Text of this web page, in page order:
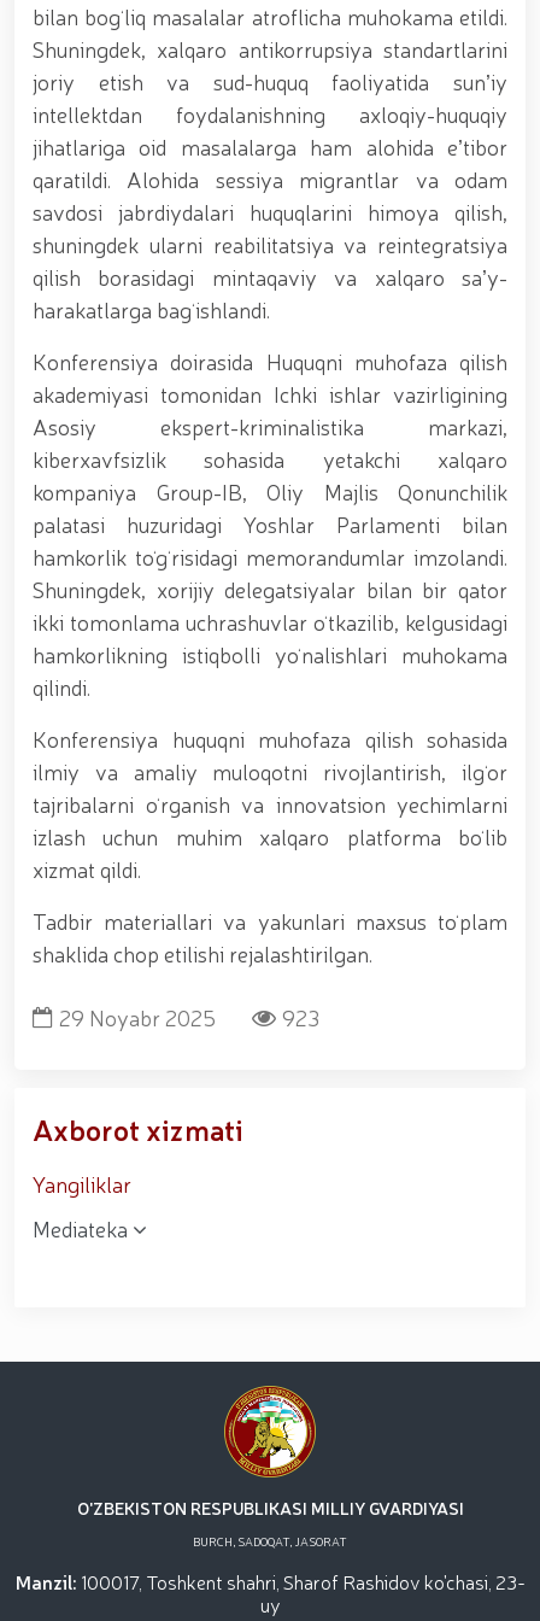
gvardiya Temurbeklar maktabi o‘quvchilari bilan
“Dronlardan foydalanish va ularning texnik
xususiyatlari” mavzusida ko‘rgazmali mashg‘ulot
tashkil etildi / / Milliy gvardiya Toshkent mintaqaviy
o‘quv markazida "Obyektlarni qo‘riqlash tizimida
uchuvchisiz uchadigan apparatlarini qo‘llash
istiqbollari” mavzusida Respublika ilmiy-amaliy
seminari o‘tkazildi / / Muborak Ramazon oyi Taroveh
namozlari o‘qilishi vaqtida jamoat tartibi hamda
fuqarolar xavfsizligi taʼminlanad / / O‘zbekiston
Respublikasi Prezidentining "Ikkinchi jahon urushi
qatnashchilarini rag‘batlantirish to‘g‘risida"gi
bilan bogʻliq masalalar atroflicha muhokama etildi.
Shuningdek, xalqaro antikorrupsiya standartlarini
joriy etish va sud-huquq faoliyatida sunʼiy
intellektdan foydalanishning axloqiy-huquqiy
jihatlariga oid masalalarga ham alohida eʼtibor
qaratildi. Alohida sessiya migrantlar va odam
savdosi jabrdiydalari huquqlarini himoya qilish,
shuningdek ularni reabilitatsiya va reintegratsiya
qilish borasidagi mintaqaviy va xalqaro saʼy-
harakatlarga bagʻishlandi.
Konferensiya doirasida Huquqni muhofaza qilish
akademiyasi tomonidan Ichki ishlar vazirligining
Asosiy ekspert-kriminalistika markazi,
kiberxavfsizlik sohasida yetakchi xalqaro
kompaniya Group-IB, Oliy Majlis Qonunchilik
palatasi huzuridagi Yoshlar Parlamenti bilan
hamkorlik toʻgʻrisidagi memorandumlar imzolandi.
Shuningdek, xorijiy delegatsiyalar bilan bir qator
ikki tomonlama uchrashuvlar oʻtkazilib, kelgusidagi
hamkorlikning istiqbolli yoʻnalishlari muhokama
qilindi.
Konferensiya huquqni muhofaza qilish sohasida
ilmiy va amaliy muloqotni rivojlantirish, ilgʻor
tajribalarni oʻrganish va innovatsion yechimlarni
izlash uchun muhim xalqaro platforma boʻlib
xizmat qildi.
Tadbir materiallari va yakunlari maxsus toʻplam
shaklida chop etilishi rejalashtirilgan.
29 Noyabr 2025 923
Axborot xizmati
Yangiliklar
Mediateka
O'ZBEKISTON RESPUBLIKASI MILLIY GVARDIYASI
BURCH, SADOQAT, JASORAT
Manzil: 100017, Toshkent shahri, Sharof Rashidov ko'chasi, 23-
uy